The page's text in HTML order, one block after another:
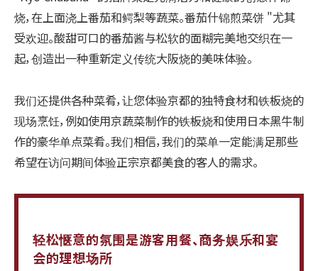
烧，在上面浇上番茄和鳄梨等蔬菜。番茄什锦煎菜饼 "尤其
受欢迎。酸甜可口的番茄酱与松软的面糊完美地交织在一
起，创造出一种重新定义传统大阪烧的美味体验。
我们还提供各种菜肴，让您体验京都的独特食材和铁板烧的
现场烹饪，例如使用京蔬菜制作的铁板烧和使用日本黑牛制
作的豪华单点菜肴。我们相信，我们的菜单一定能满足那些
希望在访问期间体验正宗京都美食的客人的需求。
轻松惬意的氛围是游客用餐、商务娱乐和宴
会的理想场所